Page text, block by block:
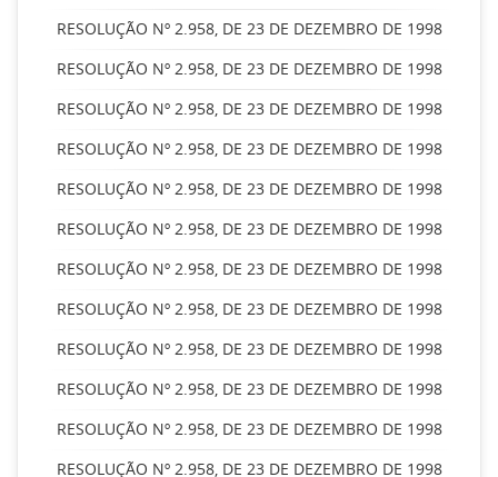
RESOLUÇÃO Nº 2.958, DE 23 DE DEZEMBRO DE 1998
RESOLUÇÃO Nº 2.958, DE 23 DE DEZEMBRO DE 1998
RESOLUÇÃO Nº 2.958, DE 23 DE DEZEMBRO DE 1998
RESOLUÇÃO Nº 2.958, DE 23 DE DEZEMBRO DE 1998
RESOLUÇÃO Nº 2.958, DE 23 DE DEZEMBRO DE 1998
RESOLUÇÃO Nº 2.958, DE 23 DE DEZEMBRO DE 1998
RESOLUÇÃO Nº 2.958, DE 23 DE DEZEMBRO DE 1998
RESOLUÇÃO Nº 2.958, DE 23 DE DEZEMBRO DE 1998
RESOLUÇÃO Nº 2.958, DE 23 DE DEZEMBRO DE 1998
RESOLUÇÃO Nº 2.958, DE 23 DE DEZEMBRO DE 1998
RESOLUÇÃO Nº 2.958, DE 23 DE DEZEMBRO DE 1998
RESOLUÇÃO Nº 2.958, DE 23 DE DEZEMBRO DE 1998